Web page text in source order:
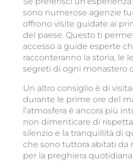
sono numerose agenzie
offrono visite guidate ai
del paese. Questo ti
accesso a guide esperte
racconteranno la storia, le
segreti di ogni monastero
Un altro consiglio è di
durante le prime ore del
l’atmosfera è ancora più
non dimenticare di
silenzio e la tranquillità di
che sono tuttora abitati da
per la preghiera quotidiana.